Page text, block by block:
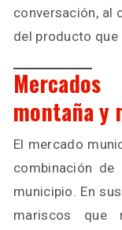
conversación, al
del producto que
montaña y
El mercado
combinación de
municipio. En
mariscos que